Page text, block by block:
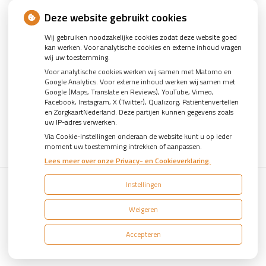
U heeft geen toestemming gegeven voor
inhouddie nodig is om dit te zien.
Cookie-instellingen wijzigen
Uw Zorg Online|Beheer
Bezoek
onze
facebook
Bezoek
onze
Instagram
Cookie-instellingen
Deze website gebruikt cookies
Wij gebruiken noodzakelijke cookies zodat deze website goed
kan werken. Voor analytische cookies en externe inhoud vragen
wij uw toestemming.
Voor analytische cookies werken wij samen met Matomo en
Google Analytics. Voor externe inhoud werken wij samen met
Google (Maps, Translate en Reviews), YouTube, Vimeo,
Facebook, Instagram, X (Twitter), Qualizorg, Patiëntenvertellen
en ZorgkaartNederland. Deze partijen kunnen gegevens zoals
uw IP-adres verwerken.
Via Cookie-instellingen onderaan de website kunt u op ieder
moment uw toestemming intrekken of aanpassen.
Lees meer over onze Privacy- en Cookieverklaring.
Instellingen
Weigeren
Accepteren